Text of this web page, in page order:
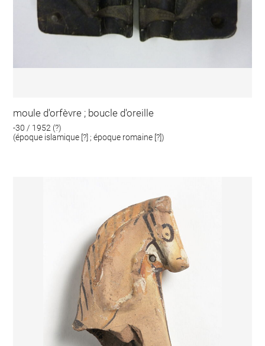
moule d'orfèvre ; boucle d'oreille
-30 / 1952 (?)
(époque islamique [?] ; époque romaine [?])